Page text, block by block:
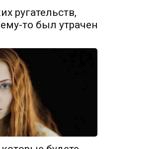
ругательств,
то был утрачен